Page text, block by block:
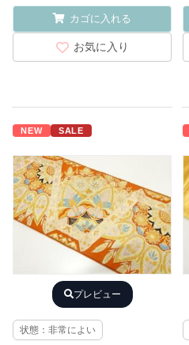
カゴに入れる
お気に入り
NEW SALE
プレビュー
状態：非常によい